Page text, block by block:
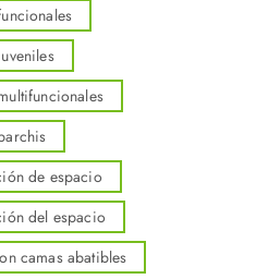
de espacio
del espacio
camas abatibles